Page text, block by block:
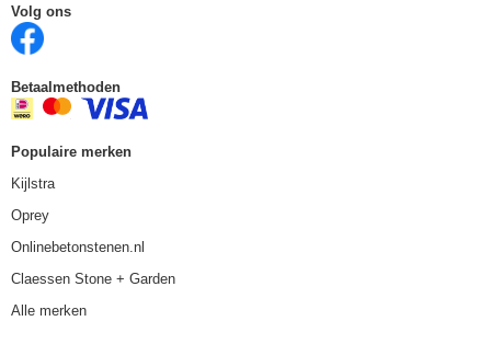
Volg ons
Betaalmethoden
Populaire merken
Kijlstra
Oprey
Onlinebetonstenen.nl
Claessen Stone + Garden
Alle merken